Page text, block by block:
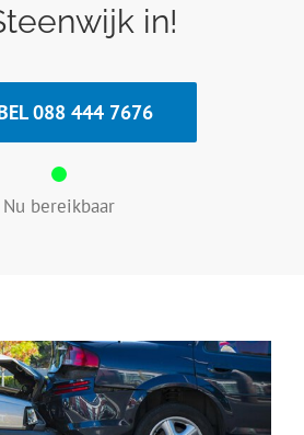
in!
088 444 7676
Nu bereikbaar